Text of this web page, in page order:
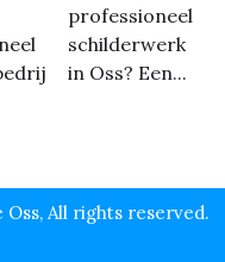
professioneel
schilderwerk
in Oss? Een...
All rights reserved.